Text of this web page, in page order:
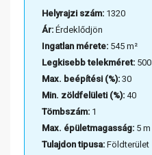
Helyrajzi szám: 1320
Ár: Érdeklődjön
Ingatlan mérete: 545 m²
Legkisebb telekméret: 500
Max. beépítési (%): 30
Min. zöldfelületi (%): 40
Tömbszám: 1
Max. épületmagasság: 5 m
Tulajdon tipusa: Földterület